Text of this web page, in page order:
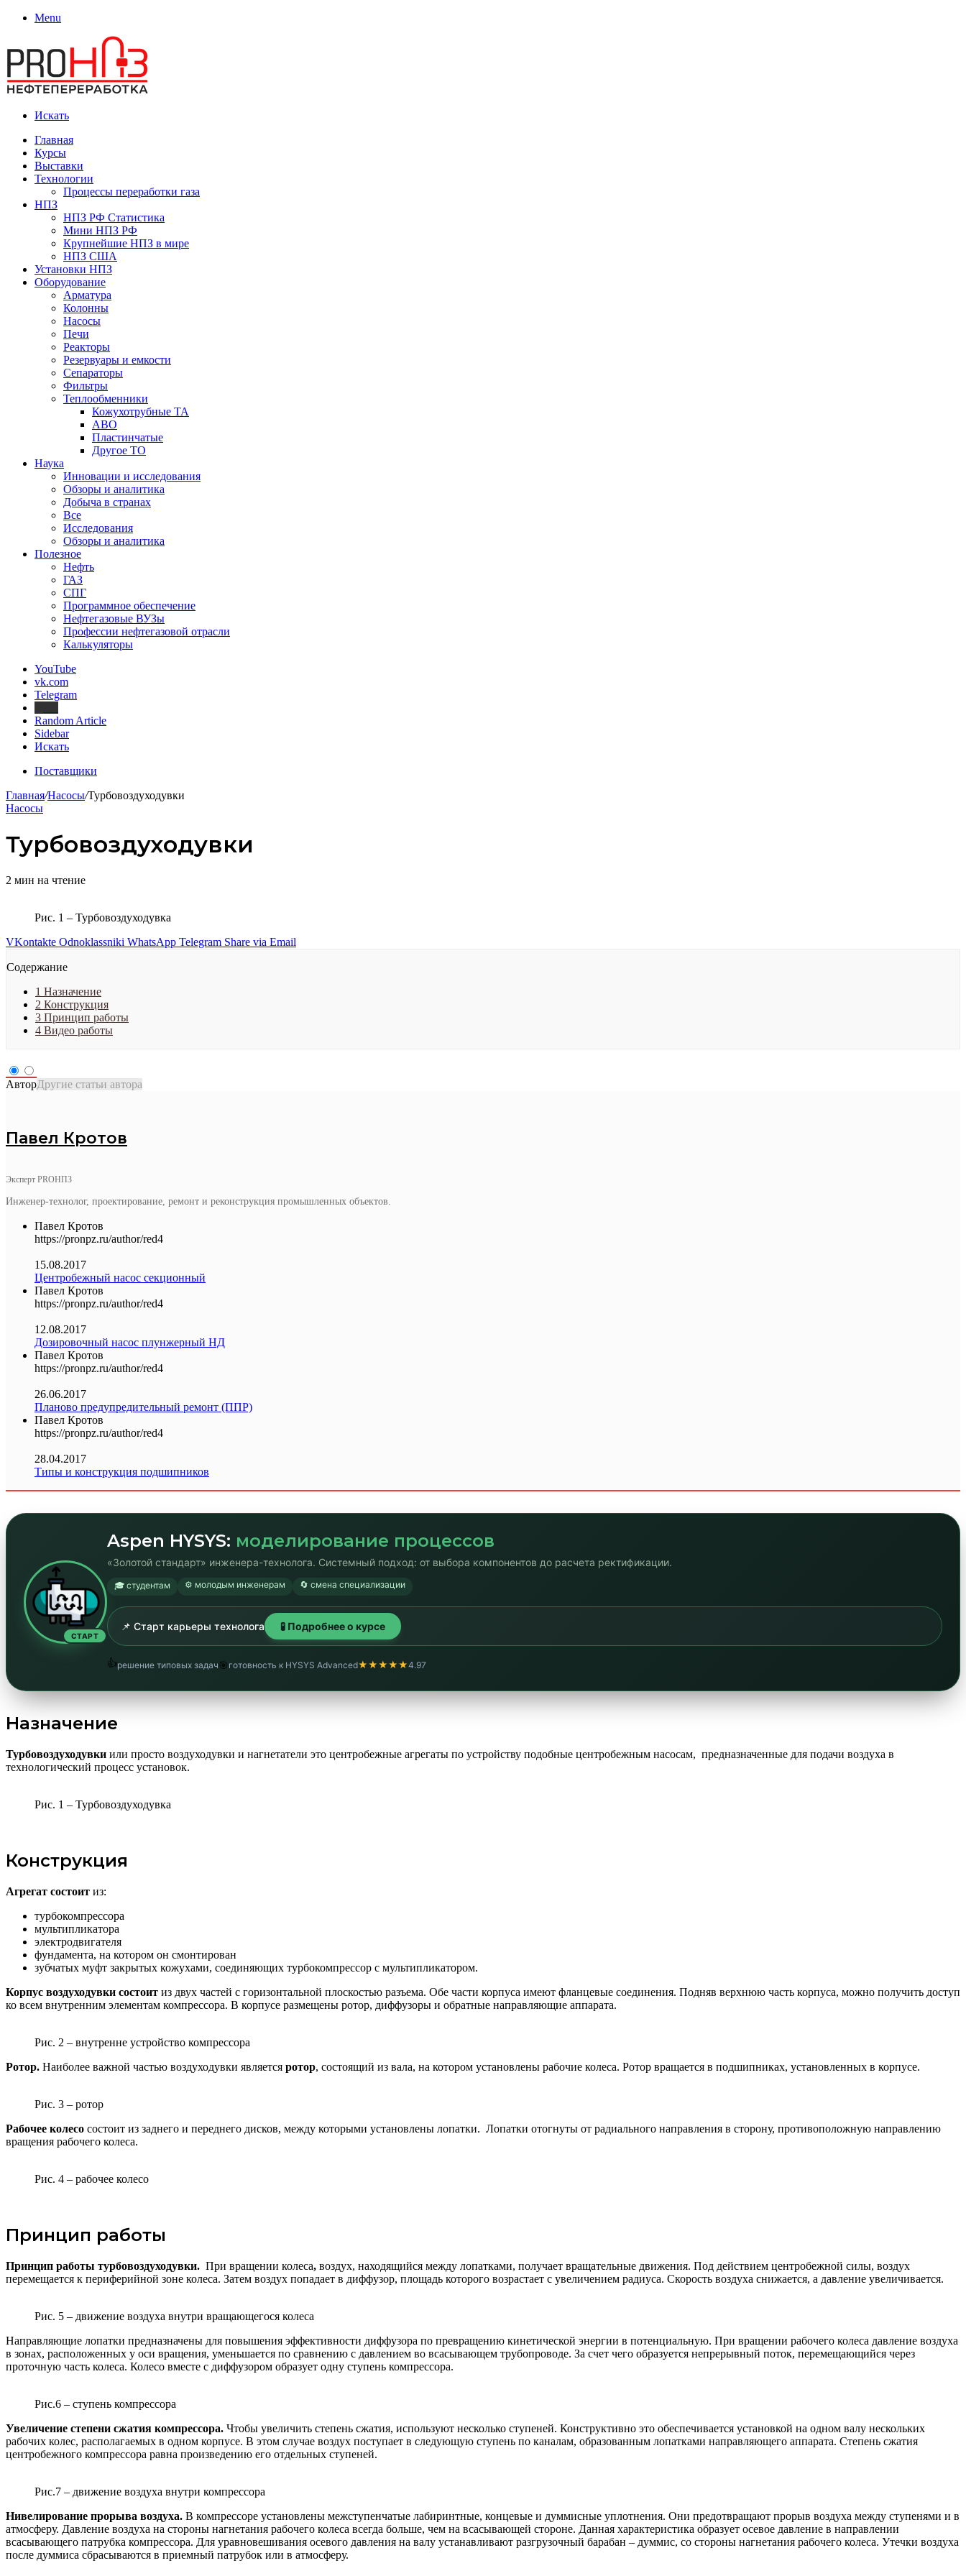
Menu
Искать
Главная
Курсы
Выставки
Технологии
Процессы переработки газа
НПЗ
НПЗ РФ Статистика
Мини НПЗ РФ
Крупнейшие НПЗ в мире
НПЗ США
Установки НПЗ
Оборудование
Арматура
Колонны
Насосы
Печи
Реакторы
Резервуары и емкости
Сепараторы
Фильтры
Теплообменники
Кожухотрубные ТА
АВО
Пластинчатые
Другое ТО
Наука
Инновации и исследования
Обзоры и аналитика
Добыча в странах
Все
Исследования
Обзоры и аналитика
Полезное
Нефть
ГАЗ
СПГ
Программное обеспечение
Нефтегазовые ВУЗы
Профессии нефтегазовой отрасли
Калькуляторы
YouTube
vk.com
Telegram
Random Article
Sidebar
Искать
Поставщики
Главная/Насосы/Турбовоздуходувки
Насосы
Турбовоздуходувки
2 мин на чтение
Рис. 1 – Турбовоздуходувка
VKontakte Odnoklassniki WhatsApp Telegram Share via Email
Содержание
1 Назначение
2 Конструкция
3 Принцип работы
4 Видео работы
АвторДругие статьи автора
Павел Кротов
Эксперт PROНПЗ
Инженер-технолог, проектирование, ремонт и реконструкция промышленных объектов.
Павел Кротов
https://pronpz.ru/author/red4
15.08.2017
Центробежный насос секционный
Павел Кротов
https://pronpz.ru/author/red4
12.08.2017
Дозировочный насос плунжерный НД
Павел Кротов
https://pronpz.ru/author/red4
26.06.2017
Планово предупредительный ремонт (ППР)
Павел Кротов
https://pronpz.ru/author/red4
28.04.2017
Типы и конструкция подшипников
СТАРТ
Aspen HYSYS: моделирование процессов
«Золотой стандарт» инженера-технолога. Системный подход: от выбора компонентов до расчета ректификации.
🎓 студентам ⚙️ молодым инженерам 🔄 смена специализации
📌 Старт карьеры технолога 🧪 Подробнее о курсе
👍решение типовых задач 🎯 готовность к HYSYS Advanced★★★★★4.97
Назначение
Турбовоздуходувки или просто воздуходувки и нагнетатели это центробежные агрегаты по устройству подобные центробежным насосам, предназначенные для подачи воздуха в
технологический процесс установок.
Рис. 1 – Турбовоздуходувка
Конструкция
Агрегат состоит из:
турбокомпрессора
мультипликатора
электродвигателя
фундамента, на котором он смонтирован
зубчатых муфт закрытых кожухами, соединяющих турбокомпрессор с мультипликатором.
Корпус воздуходувки состоит из двух частей с горизонтальной плоскостью разъема. Обе части корпуса имеют фланцевые соединения. Подняв верхнюю часть корпуса, можно получить доступ
ко всем внутренним элементам компрессора. В корпусе размещены ротор, диффузоры и обратные направляющие аппарата.
Рис. 2 – внутренне устройство компрессора
Ротор. Наиболее важной частью воздуходувки является ротор, состоящий из вала, на котором установлены рабочие колеса. Ротор вращается в подшипниках, установленных в корпусе.
Рис. 3 – ротор
Рабочее колесо состоит из заднего и переднего дисков, между которыми установлены лопатки. Лопатки отогнуты от радиального направления в сторону, противоположную направлению
вращения рабочего колеса.
Рис. 4 – рабочее колесо
Принцип работы
Принцип работы турбовоздуходувки. При вращении колеса, воздух, находящийся между лопатками, получает вращательные движения. Под действием центробежной силы, воздух
перемещается к периферийной зоне колеса. Затем воздух попадает в диффузор, площадь которого возрастает с увеличением радиуса. Скорость воздуха снижается, а давление увеличивается.
Рис. 5 – движение воздуха внутри вращающегося колеса
Направляющие лопатки предназначены для повышения эффективности диффузора по превращению кинетической энергии в потенциальную. При вращении рабочего колеса давление воздуха
в зонах, расположенных у оси вращения, уменьшается по сравнению с давлением во всасывающем трубопроводе. За счет чего образуется непрерывный поток, перемещающийся через
проточную часть колеса. Колесо вместе с диффузором образует одну ступень компрессора.
Рис.6 – ступень компрессора
Увеличение степени сжатия компрессора. Чтобы увеличить степень сжатия, используют несколько ступеней. Конструктивно это обеспечивается установкой на одном валу нескольких
рабочих колес, располагаемых в одном корпусе. В этом случае воздух поступает в следующую ступень по каналам, образованным лопатками направляющего аппарата. Степень сжатия
центробежного компрессора равна произведению его отдельных ступеней.
Рис.7 – движение воздуха внутри компрессора
Нивелирование прорыва воздуха. В компрессоре установлены межступенчатые лабиринтные, концевые и думмисные уплотнения. Они предотвращают прорыв воздуха между ступенями и в
атмосферу. Давление воздуха на стороны нагнетания рабочего колеса всегда больше, чем на всасывающей стороне. Данная характеристика образует осевое давление в направлении
всасывающего патрубка компрессора. Для уравновешивания осевого давления на валу устанавливают разгрузочный барабан – думмис, со стороны нагнетания рабочего колеса. Утечки воздуха
после думмиса сбрасываются в приемный патрубок или в атмосферу.